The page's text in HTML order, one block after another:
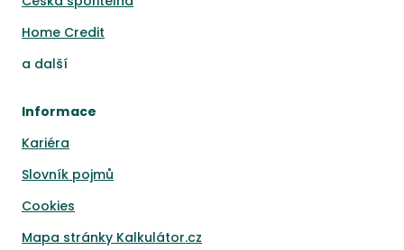
Home Credit
a další
Informace
Kariéra
Slovník pojmů
Cookies
Mapa stránky Kalkulátor.cz